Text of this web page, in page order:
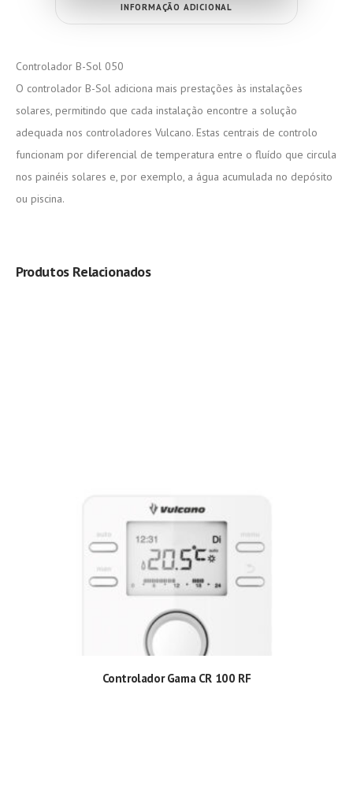
INFORMAÇÃO ADICIONAL
Controlador B-Sol 050
O controlador B-Sol adiciona mais prestações às instalações
solares, permitindo que cada instalação encontre a solução
adequada nos controladores Vulcano. Estas centrais de controlo
funcionam por diferencial de temperatura entre o fluído que circula
nos painéis solares e, por exemplo, a água acumulada no depósito
ou piscina.
Produtos Relacionados
Controlador Gama CR 100 RF